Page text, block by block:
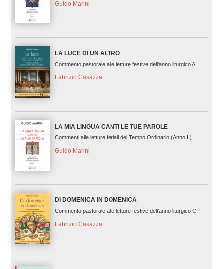
Guido Marini
LA LUCE DI UN ALTRO
Commento pastorale alle letture festive dell'anno liturgico A
Fabrizio Casazza
LA MIA LINGUA CANTI LE TUE PAROLE
Commenti alle letture feriali del Tempo Ordinario (Anno II)
Guido Marini
DI DOMENICA IN DOMENICA
Commento pastorale alle letture festive dell'anno liturgico C
Fabrizio Casazza